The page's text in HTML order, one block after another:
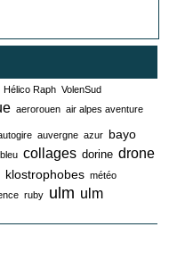
Hélico Raph VolenSud
aerorouen air alpes aventure
auvergne azur bayo
collages dorine drone
klostrophobes météo
ruby ulm ulm